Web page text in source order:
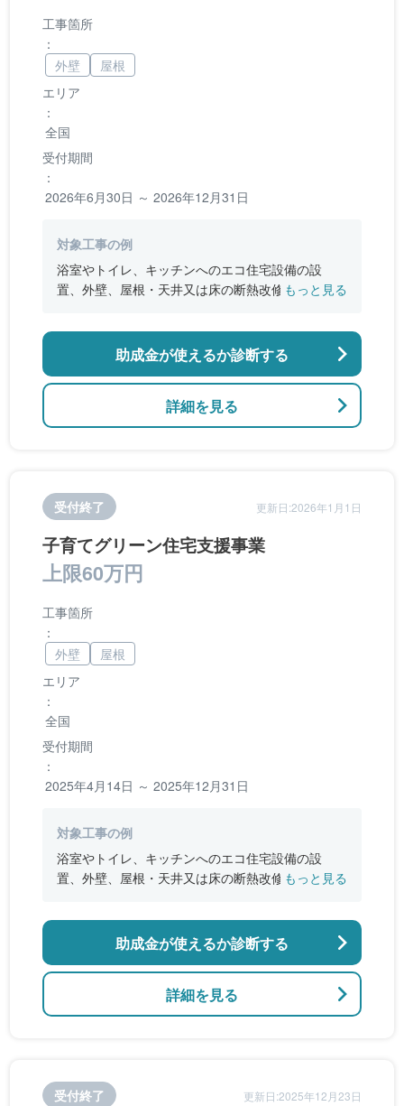
エリア
：
全国
受付期間
：
2026年6月30日 ～ 2026年12月31日
工事箇所
：
外壁
屋根
対象工事の例
浴室やトイレ、キッチンへのエコ住宅設備の設
置、外壁、屋根・天井又は床の断熱改修、窓やド
のバリアフリー改修
もっと見る
詳細を見る
助成金が使えるか診断する
受付終了 更新日:2026年1月1日
子育てグリーン住宅支援事業
上限60万円
エリア
：
全国
受付期間
：
2025年4月14日 ～ 2025年12月31日
工事箇所
：
外壁
屋根
対象工事の例
浴室やトイレ、キッチンへのエコ住宅設備の設
置、外壁、屋根・天井又は床の断熱改修、窓やド
のバリアフリー改修
もっと見る
詳細を見る
助成金が使えるか診断する
受付終了 更新日:2025年12月23日